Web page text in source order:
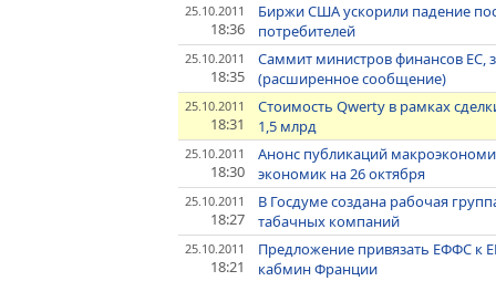
25.10.2011
18:36
Биржи США ускорили падение
потребителей
25.10.2011
18:35
Саммит министров финансов ЕС,
(расширенное сообщение)
25.10.2011
18:31
Стоимость Qwerty в рамках
1,5 млрд
25.10.2011
18:30
Анонс публикаций
экономик на 26 октября
25.10.2011
18:27
В Госдуме создана рабочая
табачных компаний
25.10.2011
18:21
Предложение привязать ЕФФС к
кабмин Франции